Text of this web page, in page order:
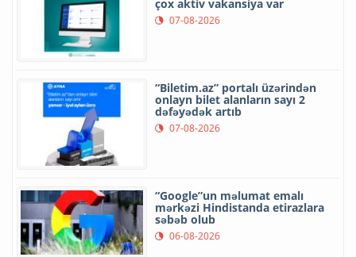
çox aktiv vakansiya var
07-08-2026
“Biletim.az” portalı üzərindən
onlayn bilet alanların sayı 2
dəfəyədək artıb
07-08-2026
“Google”un məlumat emalı
mərkəzi Hindistanda etirazlara
səbəb olub
06-08-2026